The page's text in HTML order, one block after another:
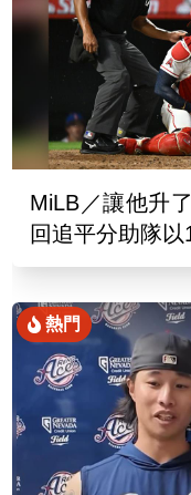
MiLB／讓他升
回追平分助隊
熱門